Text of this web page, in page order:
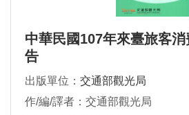
中華民國107年來臺旅客
告
出版單位： 交通部觀光局
作/編/譯者：交通部觀光局